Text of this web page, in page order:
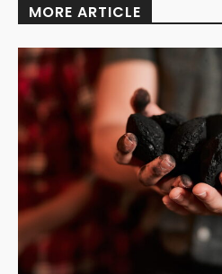
MORE ARTICLE